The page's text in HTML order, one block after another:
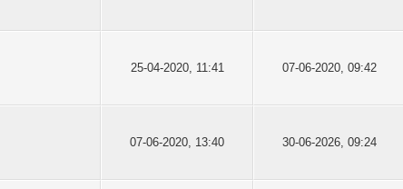
25-04-2020, 11:41 07-06-2020, 09:42
07-06-2020, 13:40 30-06-2026, 09:24